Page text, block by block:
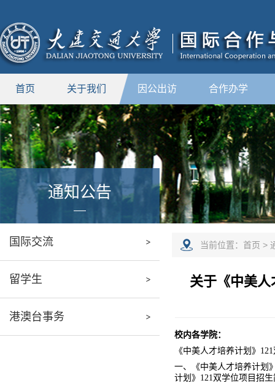
首页 关于我们 因公出访 合作办学
通知公告
国际交流
留学生
港澳台事务
当前位置： 首页 >
关于《中美人
校内各学院：
《中美人才培养计划》
一、《中美人才培养计划
计划》121双学位项目招